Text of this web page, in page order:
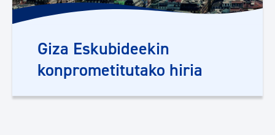
Giza Eskubideekin
konprometitutako hiria